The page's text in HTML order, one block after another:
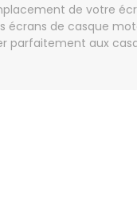
de votre
écrans de casque
parfaitement aux